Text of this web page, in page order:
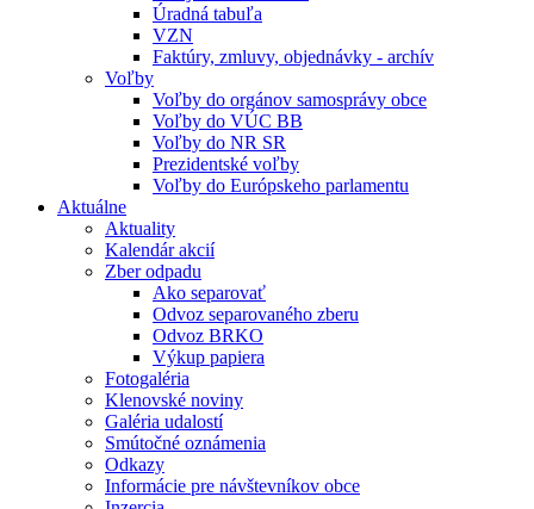
Úradná tabuľa
VZN
Faktúry, zmluvy, objednávky - archív
Voľby
Voľby do orgánov samosprávy obce
Voľby do VÚC BB
Voľby do NR SR
Prezidentské voľby
Voľby do Európskeho parlamentu
Aktuálne
Aktuality
Kalendár akcií
Zber odpadu
Ako separovať
Odvoz separovaného zberu
Odvoz BRKO
Výkup papiera
Fotogaléria
Klenovské noviny
Galéria udalostí
Smútočné oznámenia
Odkazy
Informácie pre návštevníkov obce